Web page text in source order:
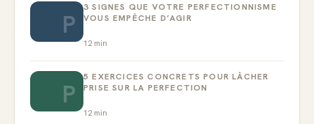
P
3 SIGNES QUE VOTRE PERFECTIONNISME
VOUS EMPÊCHE D’AGIR
12 min
P
5 EXERCICES CONCRETS POUR LÂCHER
PRISE SUR LA PERFECTION
12 min